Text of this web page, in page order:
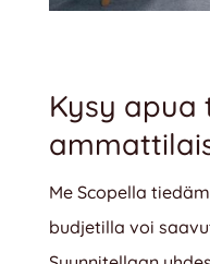
Kysy apua
Me Scopella
budjetilla voi